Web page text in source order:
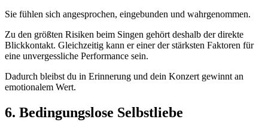
Sie fühlen sich angesprochen, eingebunden und wahrgenommen.
Zu den größten Risiken beim Singen gehört deshalb der direkte
Blickkontakt. Gleichzeitig kann er einer der stärksten Faktoren für
eine unvergessliche Performance sein.
Dadurch bleibst du in Erinnerung und dein Konzert gewinnt an
emotionalem Wert.
6. Bedingungslose Selbstliebe